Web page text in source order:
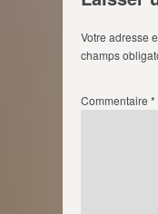
Votre adresse
champs
Commentaire *